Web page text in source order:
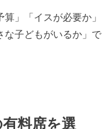
」「イスが必要か」
な子どもがいるか」で
料席を選